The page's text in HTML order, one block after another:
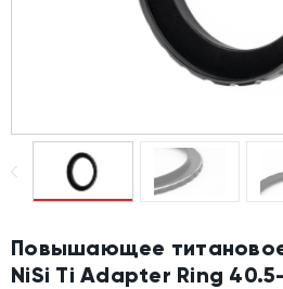
Повышающее
NiSi Ti Adapter Ring